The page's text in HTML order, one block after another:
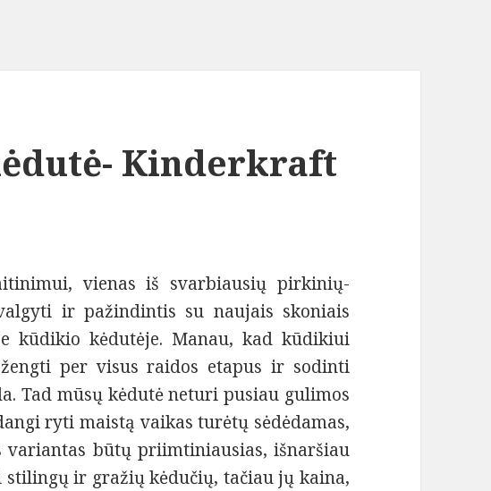
Kinderkraft
vienas iš svarbiausių pirkinių-
ir pažindintis su naujais skoniais
kūdikio kėdutėje. Manau, kad kūdikiui
per visus raidos etapus ir sodinti
Tad mūsų kėdutė neturi pusiau gulimos
ryti maistą vaikas turėtų sėdėdamas,
būtų priimtiniausias, išnaršiau
ir gražių kėdučių, tačiau jų kaina,